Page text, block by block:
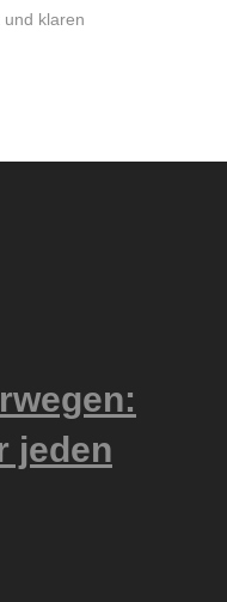
klaren
jeden